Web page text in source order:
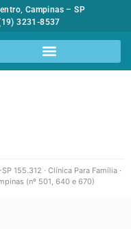
Campinas – SP
3231-8537
SP 155.312 · Clínica Para Família ·
(nº 501, 640 e 670)